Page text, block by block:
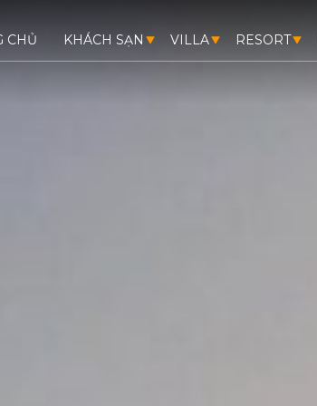
CHỦ KHÁCH SẠN VILLA RESORT